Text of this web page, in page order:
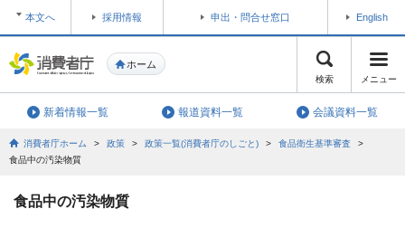
ホーム
本文へ 採用情報 申出・問合せ窓口 English
メニュー
検索
新着情報一覧 報道資料一覧 会議資料一覧
消費者庁ホーム > 政策 > 政策一覧(消費者庁のしごと) > 食品衛生基準審査
>
食品中の汚染物質
食品中の汚染物質